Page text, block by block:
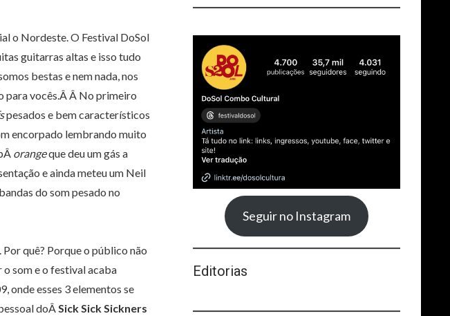
o Nordeste. O Festival DoSol
guitarras altas e isso tudo
bestas e nem nada, nos
para vocês.Â Â No primeiro
pesados e bem característicos
encorpado lembrando muito
orangeque deu um gás a
e ainda meteu um Neil
do som pesado no
quê? Porque o público não
o som e o festival acaba
onde esses 3 elementos se
doÂSick Sick Sickners
Seguir no Instagram
Editorias